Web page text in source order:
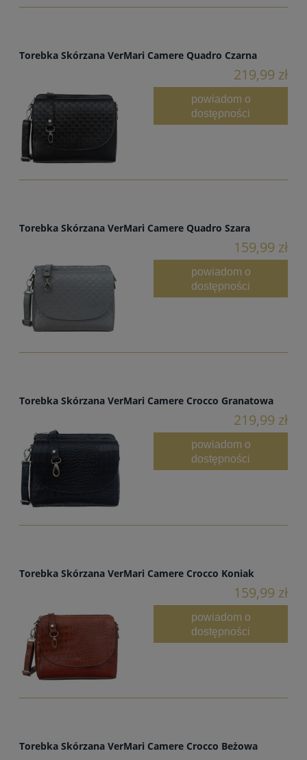
Torebka Skórzana VerMari Camere Quadro Czarna
219,99 zł
powiadom o
dostępności
Torebka Skórzana VerMari Camere Quadro Szara
159,99 zł
powiadom o
dostępności
Torebka Skórzana VerMari Camere Crocco Granatowa
219,99 zł
powiadom o
dostępności
Torebka Skórzana VerMari Camere Crocco Koniak
159,99 zł
powiadom o
dostępności
Torebka Skórzana VerMari Camere Crocco Beżowa